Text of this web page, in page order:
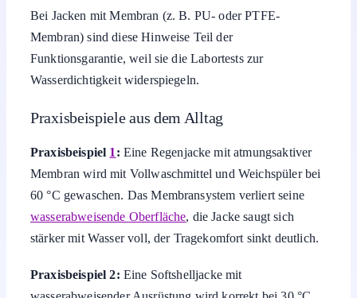
Bei Jacken mit Membran (z. B. PU- oder PTFE-
Membran) sind diese Hinweise Teil der
Funktionsgarantie, weil sie die Labortests zur
Wasserdichtigkeit widerspiegeln.
Praxisbeispiele aus dem Alltag
Praxisbeispiel 1: Eine Regenjacke mit atmungsaktiver
Membran wird mit Vollwaschmittel und Weichspüler bei
60 °C gewaschen. Das Membransystem verliert seine
wasserabweisende Oberfläche, die Jacke saugt sich
stärker mit Wasser voll, der Tragekomfort sinkt deutlich.
Praxisbeispiel 2: Eine Softshelljacke mit